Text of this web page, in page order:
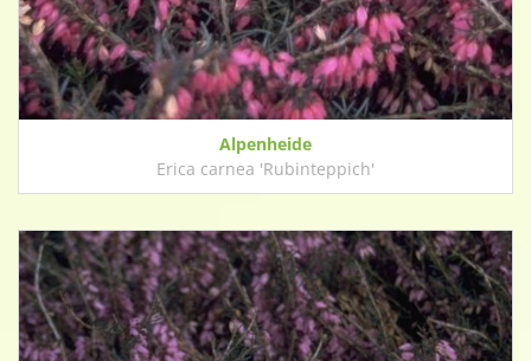
Alpenheide
Erica carnea 'Rubinteppich'